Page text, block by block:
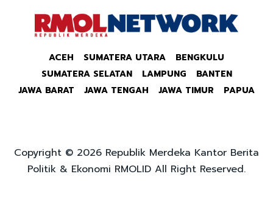
ACEH SUMATERA UTARA
BENGKULU
SUMATERA SELATAN
LAMPUNG
BANTEN
JAWA BARAT
JAWA TENGAH JAWA TIMUR PAPUA
Copyright © 2026 Republik Merdeka Kantor Berita
Politik & Ekonomi RMOLID All Right Reserved.